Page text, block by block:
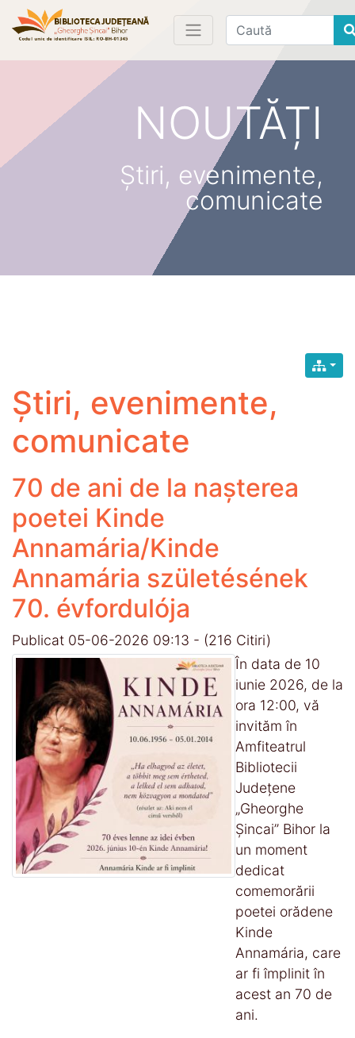
Find
NOUTĂȚI
Știri, evenimente,
comunicate
Știri, evenimente,
comunicate
70 de ani de la nașterea
poetei Kinde
Annamária/Kinde
Annamária születésének
70. évfordulója
Publicat 05-06-2026 09:13 - (216 Citiri)
În data de 10
iunie 2026, de la
ora 12:00, vă
invităm în
Amfiteatrul
Bibliotecii
Județene
„Gheorghe
Șincai” Bihor la
un moment
dedicat
comemorării
poetei orădene
Kinde
Annamária, care
ar fi împlinit în
acest an 70 de
ani.